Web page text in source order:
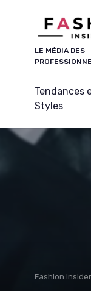
LE MÉDIA DES
Tendances
Styles
Fashion